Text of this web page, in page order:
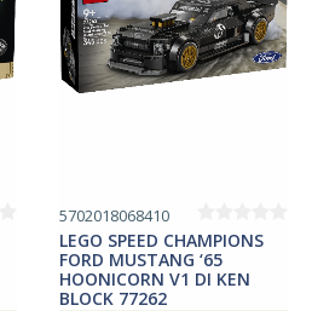
5702018068410
LEGO SPEED CHAMPIONS
FORD MUSTANG ‘65
HOONICORN V1 DI KEN
BLOCK 77262